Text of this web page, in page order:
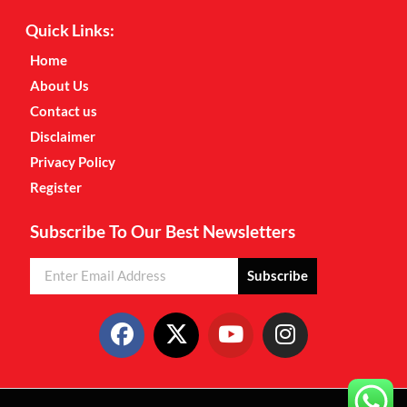
Quick Links:
Home
About Us
Contact us
Disclaimer
Privacy Policy
Register
Subscribe To Our Best Newsletters
Subscribe